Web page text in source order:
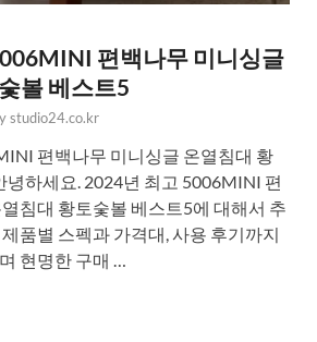
편백나무 미니싱글
볼 베스트5
studio24.co.kr
편백나무 미니싱글 온열침대 황
하세요. 2024년 최고 5006MINI 편
침대 황토숯볼 베스트5에 대해서 추
품별 스펙과 가격대, 사용 후기까지
현명한 구매 …